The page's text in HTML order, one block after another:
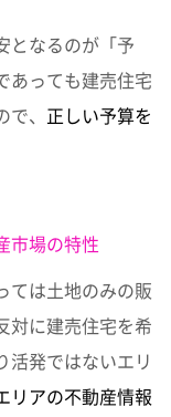
となるのが「予
あっても建売住宅
、 正しい予算を
市場の特性
ては土地のみの販
対に建売住宅を希
活発ではないエリ
リアの不動産情報